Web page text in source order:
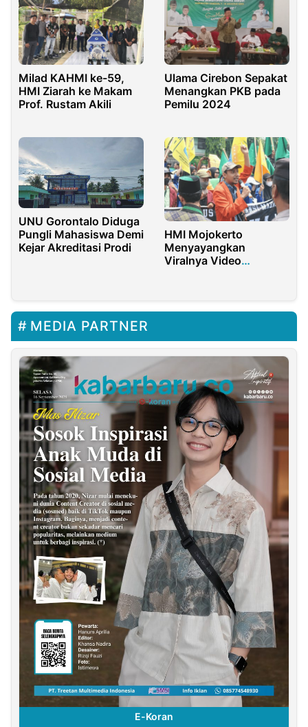
Milad KAHMI ke-59,
HMI Ziarah ke Makam
Prof. Rustam Akili
Ulama Cirebon Sepakat
Menangkan PKB pada
Pemilu 2024
UNU Gorontalo Diduga
Pungli Mahasiswa Demi
Kejar Akreditasi Prodi
HMI Mojokerto
Menyayangkan
Viralnya Video
MEDIA PARTNER
E-Koran